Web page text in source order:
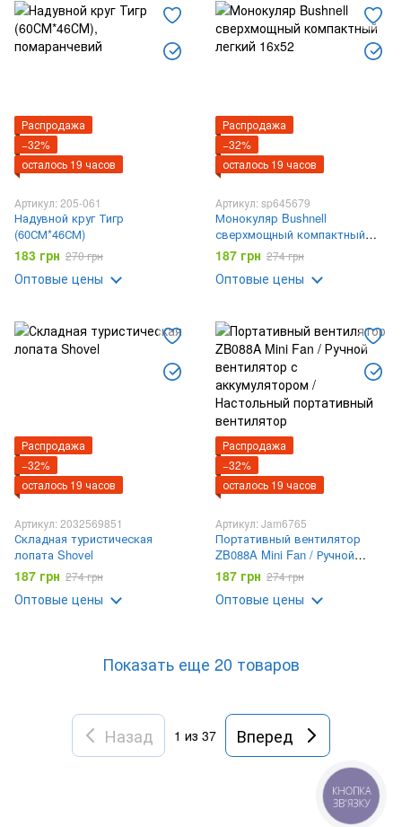
Распродажа
−32%
осталось 19 часов
Артикул: 205-061
Надувной круг Тигр
(60СМ*46СМ)
183 грн 270 грн
Оптовые цены
Распродажа
−32%
осталось 19 часов
Артикул: sp645679
Монокуляр Bushnell
сверхмощный компактный
легкий 16x52
187 грн 274 грн
Оптовые цены
Распродажа
−32%
осталось 19 часов
Артикул: 2032569851
Складная туристическая
лопата Shovel
187 грн 274 грн
Оптовые цены
Распродажа
−32%
осталось 19 часов
Артикул: Jam6765
Портативный вентилятор
ZB088A Mini Fan / Ручной
вентилятор с аккумулятором
/ Настольный портативный
вентилятор
187 грн 274 грн
Оптовые цены
Показать еще 20 товаров
Назад 1 из 37 Вперед
КНОПКА
ЗВ'ЯЗКУ